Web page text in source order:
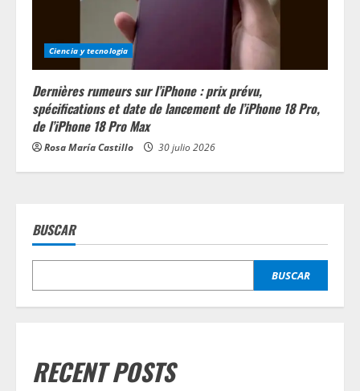
Ciencia y tecnologia
Dernières rumeurs sur l’iPhone : prix prévu,
spécifications et date de lancement de l’iPhone 18 Pro,
de l’iPhone 18 Pro Max
Rosa María Castillo 30 julio 2026
BUSCAR
BUSCAR
RECENT POSTS